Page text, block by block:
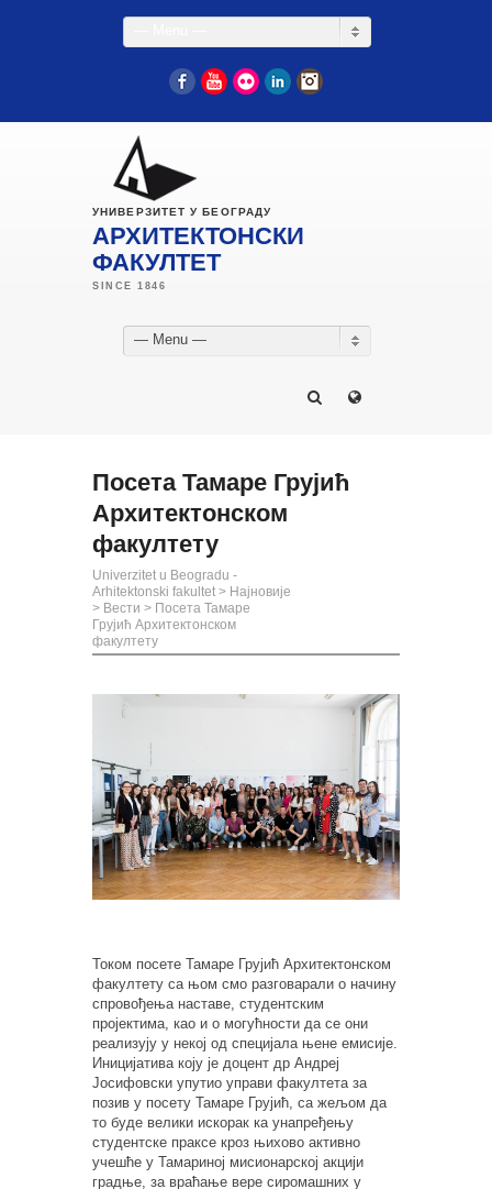
FacebookYouTube
Flickr LinkedIn
УНИВЕРЗИТЕТ У БЕОГРАДУ
АРХИТЕКТОНСКИ
ФАКУЛТЕТ
— Menu —
Посета Тамаре Грујић
Архитектонском
факултету
Univerzitet u Beogradu -
Arhitektonski fakultet > Најновије
> Вести > Посета Тамаре
Грујић Архитектонском
факултету
Током посете Тамаре Грујић Архитектонском
факултету са њом смо разговарали о начину
спровођења наставе, студентским
пројектима, као и о могућности да се они
реализују у некој од специјала њене емисије.
Иницијатива коју је доцент др Андреј
Јосифовски упутио управи факултета за
позив у посету Тамаре Грујић, са жељом да
то буде велики искорак ка унапређењу
студентске праксе кроз њихово активно
учешће у Тамариној мисионарској акцији
градње, за враћање вере сиромашних у